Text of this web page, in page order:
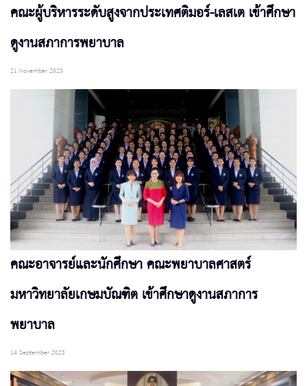
คณะผู้บริหารระดับสูงจากประเทศติมอร์-เลสเต เข้าศึกษา
ดูงานสภาการพยาบาล
21 November 2023
คณะอาจารย์และนักศึกษา คณะพยาบาลศาสตร์
มหาวิทยาลัยเกษมบัณฑิต เข้าศึกษาดูงานสภาการ
พยาบาล
14 September 2023